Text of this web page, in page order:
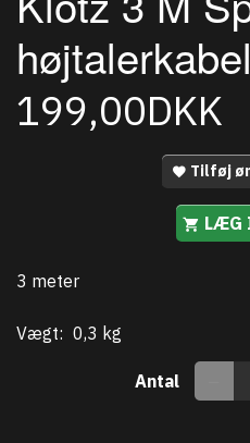
højtalerkabel
199,00DKK
Tilføj
LÆG
3 meter
Vægt: 0,3 kg
Antal